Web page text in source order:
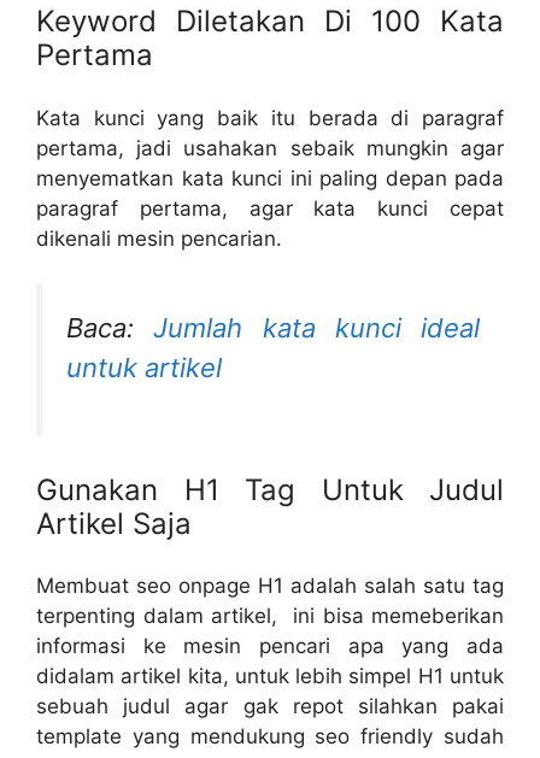
Keyword Diletakan Di 100 Kata
Pertama
Kata kunci yang baik itu berada di paragraf
pertama, jadi usahakan sebaik mungkin agar
menyematkan kata kunci ini paling depan pada
paragraf pertama, agar kata kunci cepat
dikenali mesin pencarian.
Baca:Jumlah kata kunci ideal
untuk artikel
Gunakan H1 Tag Untuk Judul
Artikel Saja
Membuat seo onpage H1 adalah salah satu tag
terpenting dalam artikel, ini bisa memeberikan
informasi ke mesin pencari apa yang ada
didalam artikel kita, untuk lebih simpel H1 untuk
sebuah judul agar gak repot silahkan pakai
template yang mendukung seo friendly sudah